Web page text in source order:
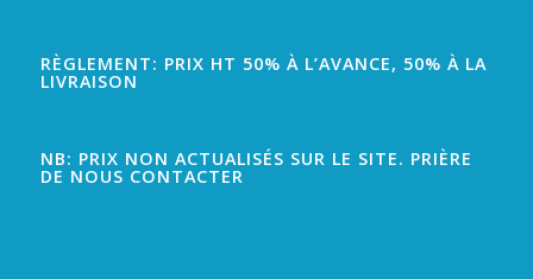
RÈGLEMENT: PRIX HT 50% À L’AVANCE, 50% À LA
LIVRAISON
NB: PRIX NON ACTUALISÉS SUR LE SITE. PRIÈRE
DE NOUS CONTACTER